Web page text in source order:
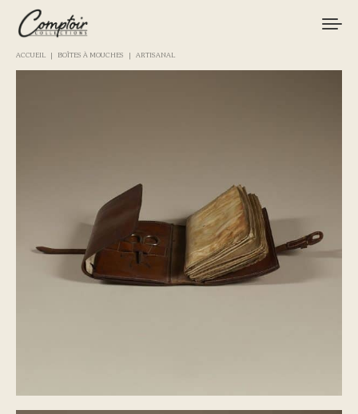
CURIOSITÉS
LE MAGAZINE
ACCUEIL BOÎTES À MOUCHES ARTISANAL